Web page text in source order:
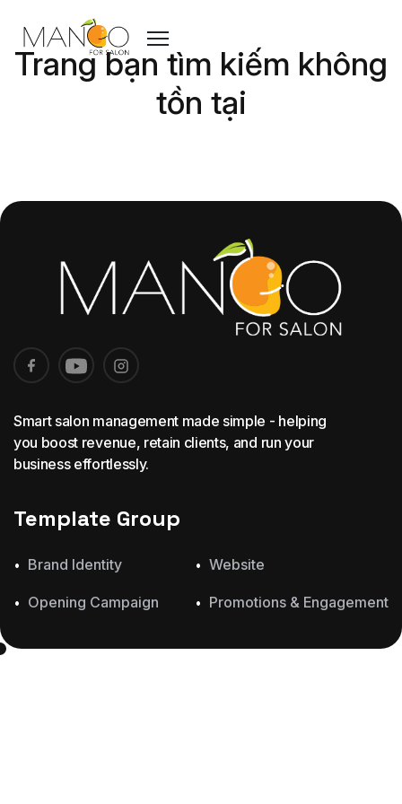
Trang bạn tìm kiếm không
tồn tại
Smart salon management made simple - helping
you boost revenue, retain clients, and run your
business effortlessly.
Template Group
Brand Identity Website
Opening Campaign Promotions & Engagement